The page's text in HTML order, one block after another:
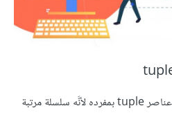
يمكن الوصول إلى كل عنصر من عناصر tuple بمفرده لأنَّه سلسلة مرتبة